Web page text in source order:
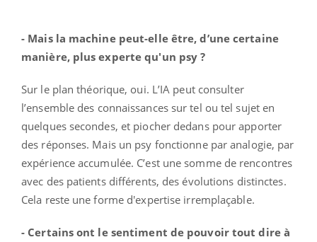
- Mais la machine peut-elle être, d’une certaine
manière, plus experte qu'un psy ?
Sur le plan théorique, oui. L’IA peut consulter
l’ensemble des connaissances sur tel ou tel sujet en
quelques secondes, et piocher dedans pour apporter
des réponses. Mais un psy fonctionne par analogie, par
expérience accumulée. C’est une somme de rencontres
avec des patients différents, des évolutions distinctes.
Cela reste une forme d'expertise irremplaçable.
- Certains ont le sentiment de pouvoir tout dire à